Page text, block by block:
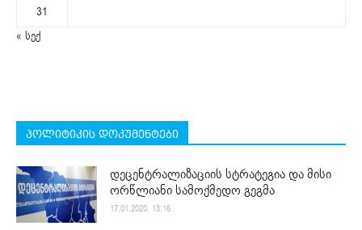
31
« სექ
პოლიტიკის დოკუმენტები
დეცენტრალიზაციის სტრატეგია და მისი
ორწლიანი სამოქმედო გეგმა
17.01.2020. 13:16